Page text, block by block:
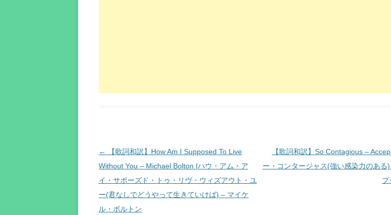
投
稿
ナ
ビ
ゲ
←
【歌詞和訳】How Am I Supposed To Live
Without You – Michael Bolton |ハウ・アム・ア
イ・サポーズド・トゥ・リヴ・ウィズアウト・ユ
ー(君なしでどうやって生きていけば) – マイケ
ル・ボルトン
【歌詞和訳】So Contagious –
ー・コンタージャス(強い感染力のある
プ